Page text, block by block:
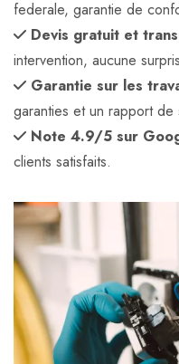
federale, garantie de
Devis gratuit et
intervention, aucune
Garantie sur les
garanties et un rapport
Note 4.9/5 sur
clients satisfaits.